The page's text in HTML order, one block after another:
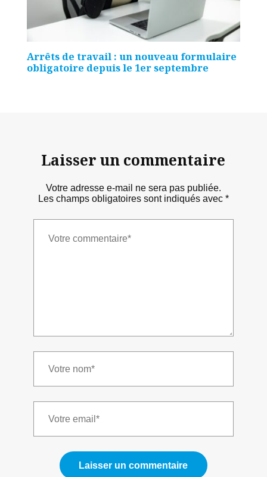
Arrêts de travail : un nouveau formulaire
obligatoire depuis le 1er septembre
Laisser un commentaire
Votre adresse e-mail ne sera pas publiée.
Les champs obligatoires sont indiqués avec *